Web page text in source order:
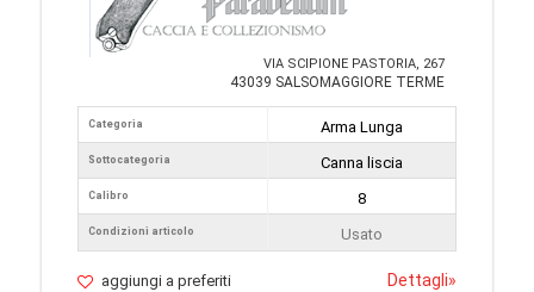
VIA SCIPIONE PASTORIA, 267
43039 SALSOMAGGIORE TERME
Categoria
Sottocategoria
Calibro
Condizioni articolo
Arma Lunga
Canna liscia
8
Usato
aggiungi a preferiti Dettagli»